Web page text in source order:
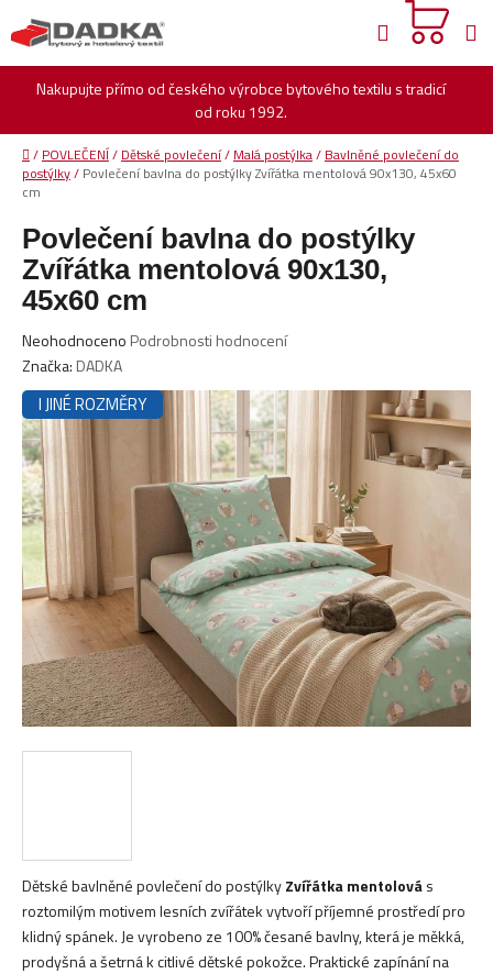
na
obsah
Nakupujte přímo od českého výrobce bytového textilu s tradicí
od roku 1992.
Hledat
Domů
/ POVLEČENÍ/ Dětské povlečení/ Malá postýlka/ Bavlněné povlečení do
postýlky/ Povlečení bavlna do postýlky Zvířátka mentolová 90x130, 45x60
cm
Dětské bavlněné povlečení do postýlkyZvířátka mentolovás
roztomilým motivem lesních zvířátek vytvoří příjemné prostředí pro
klidný spánek. Je vyrobeno ze 100% česané bavlny, která je měkká,
prodyšná a šetrná k citlivé dětské pokožce. Praktické zapínání na
Povlečení bavlna do postýlky
Zvířátka mentolová 90x130,
45x60 cm
Průměrné
hodnocení
produktu
je
0,0
z
5
hvězdiček.
Neohodnoceno Podrobnosti hodnocení
Značka: DADKA
I JINÉ ROZMĚRY